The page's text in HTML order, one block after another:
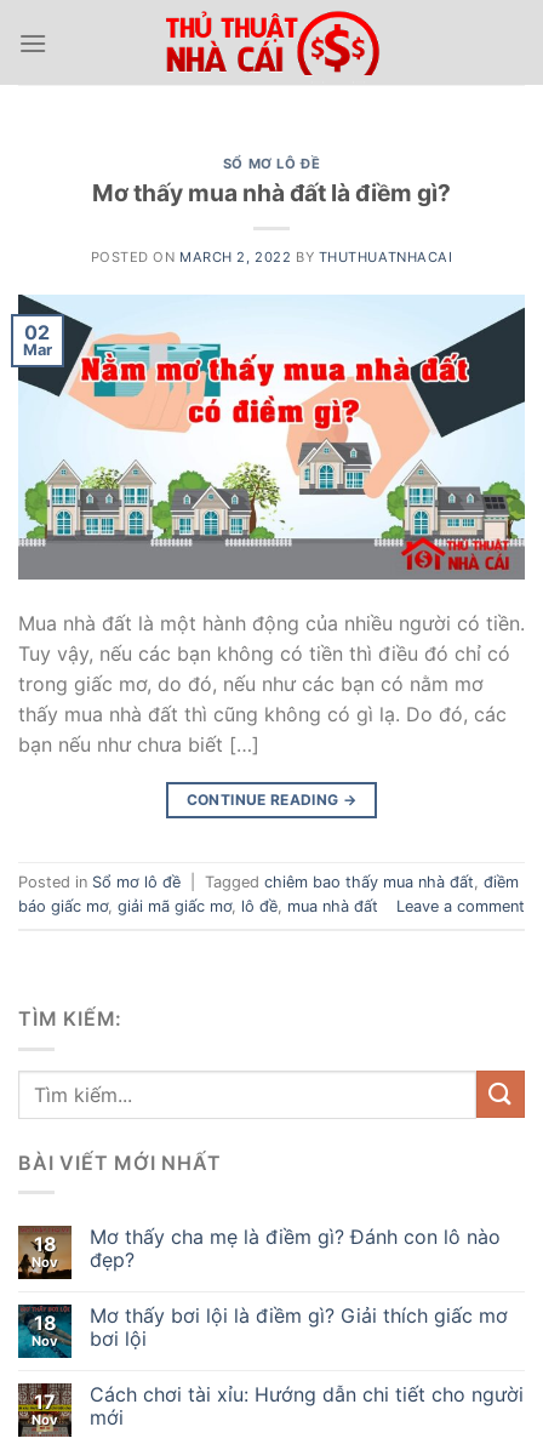
SỔ MƠ LÔ ĐỀ
Mơ thấy mua nhà đất là điềm gì?
POSTED ON MARCH 2, 2022 BY THUTHUATNHACAI
02
Mar
Mua nhà đất là một hành động của nhiều người có tiền.
Tuy vậy, nếu các bạn không có tiền thì điều đó chỉ có
trong giấc mơ, do đó, nếu như các bạn có nằm mơ
thấy mua nhà đất thì cũng không có gì lạ. Do đó, các
bạn nếu như chưa biết […]
CONTINUE READING →
Posted in Sổ mơ lô đề Tagged chiêm bao thấy mua nhà đất, điềm
báo giấc mơ, giải mã giấc mơ, lô đề, mua nhà đất Leave a comment
TÌM KIẾM:
BÀI VIẾT MỚI NHẤT
18
Nov
Mơ thấy cha mẹ là điềm gì? Đánh con lô nào
đẹp?
18
Nov
Mơ thấy bơi lội là điềm gì? Giải thích giấc mơ
bơi lội
17
Nov
Cách chơi tài xỉu: Hướng dẫn chi tiết cho người
mới